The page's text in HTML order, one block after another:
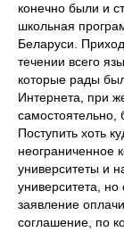
конечно были и
школьная
Беларуси.
течении всего
которые рады
Интернета, при
самостоятельно,
Поступить хоть
неограниченное
университеты и
университета, но
заявление
соглашение, по